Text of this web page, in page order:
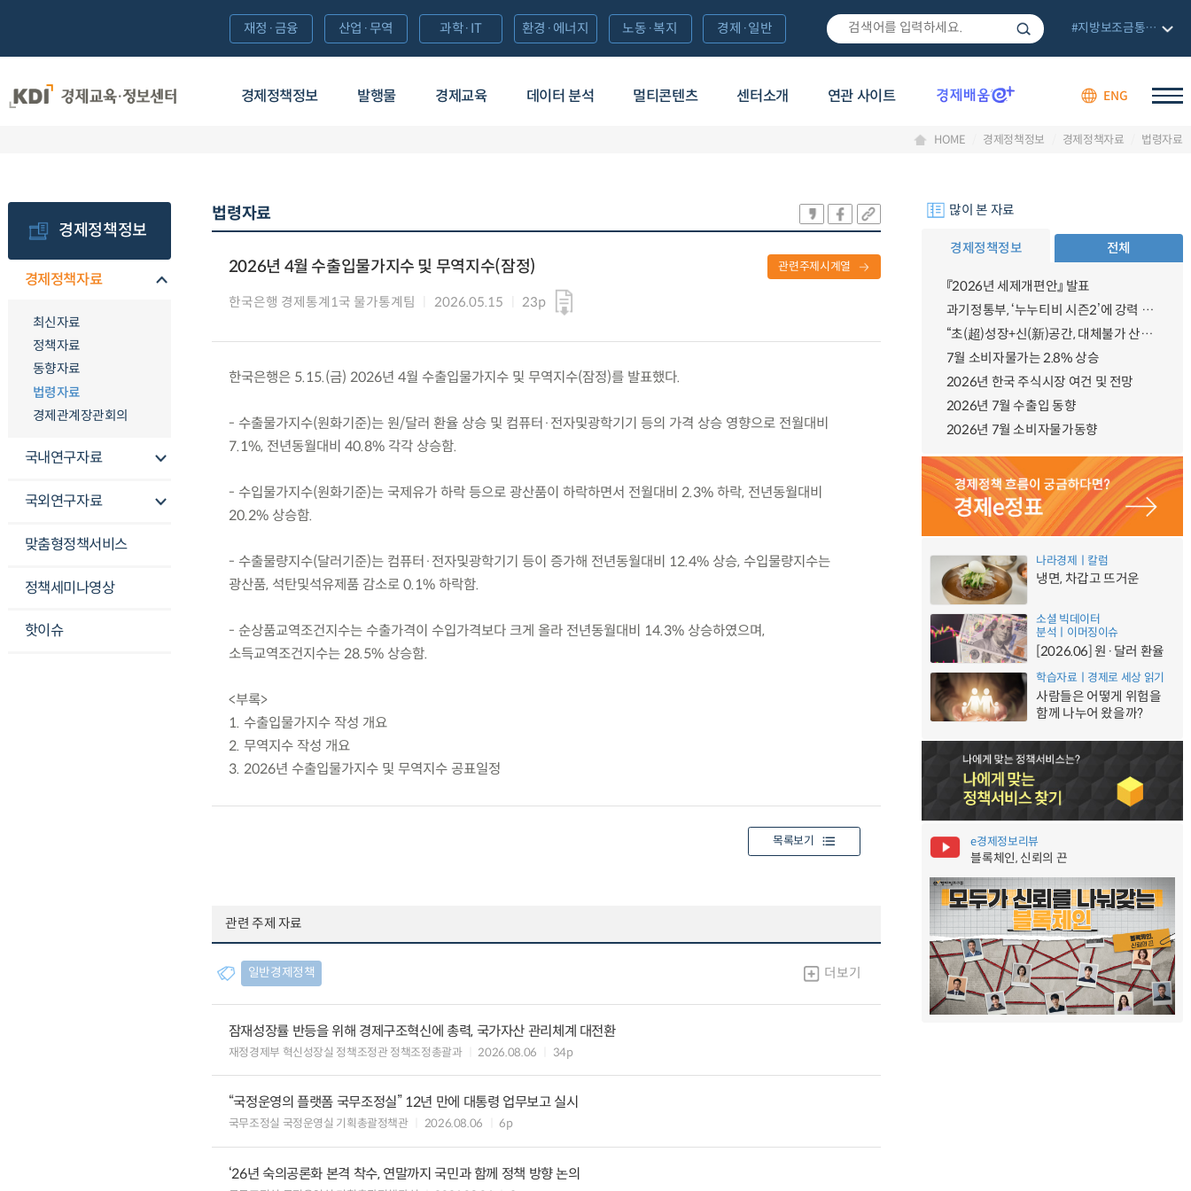
경제정책정보 발행물 경제교육 데이터 분석 멀티콘텐츠 센터소개 연관 사이트 ENG
재정·금융 산업·무역 과학·IT 환경·에너지 노동·복지 경제·일반 #지방보조금통합관리망
HOME 경제정책정보 경제정책자료 법령자료
경제정책정보
경제정책자료
최신자료
정책자료
동향자료
법령자료
경제관계장관회의
국내연구자료
국외연구자료
맞춤형정책서비스
정책세미나영상
핫이슈
법령자료
2026년 4월 수출입물가지수 및 무역지수(잠정)
한국은행 경제통계1국 물가통계팀 2026.05.15 23p
관련주제시계열
한국은행은 5.15.(금) 2026년 4월 수출입물가지수 및 무역지수(잠정)를 발표했다.
- 수출물가지수(원화기준)는 원/달러 환율 상승 및 컴퓨터·전자및광학기기 등의 가격 상승 영향으로 전월대비
7.1%, 전년동월대비 40.8% 각각 상승함.
- 수입물가지수(원화기준)는 국제유가 하락 등으로 광산품이 하락하면서 전월대비 2.3% 하락, 전년동월대비
20.2% 상승함.
- 수출물량지수(달러기준)는 컴퓨터·전자및광학기기 등이 증가해 전년동월대비 12.4% 상승, 수입물량지수는
광산품, 석탄및석유제품 감소로 0.1% 하락함.
- 순상품교역조건지수는 수출가격이 수입가격보다 크게 올라 전년동월대비 14.3% 상승하였으며,
소득교역조건지수는 28.5% 상승함.
<부록>
1. 수출입물가지수 작성 개요
2. 무역지수 작성 개요
3. 2026년 수출입물가지수 및 무역지수 공표일정
목록보기
관련 주제 자료
일반경제정책 더보기
잠재성장률 반등을 위해 경제구조혁신에 총력, 국가자산 관리체계 대전환
재정경제부 혁신성장실 정책조정관 정책조정총괄과 2026.08.06 34p
“국정운영의 플랫폼 국무조정실” 12년 만에 대통령 업무보고 실시
국무조정실 국정운영실 기획총괄정책관 2026.08.06 6p
‘26년 숙의공론화 본격 착수, 연말까지 국민과 함께 정책 방향 논의
많이 본 자료
경제정책정보 전체
『2026년 세제개편안』 발표
과기정통부, ‘누누티비 시즌2’에 강력 대응 의지 밝혀
“초(超)성장+신(新)공간, 대체불가 산업강국”
7월 소비자물가는 2.8% 상승
2026년 한국 주식시장 여건 및 전망
2026년 7월 수출입 동향
2026년 7월 소비자물가동향
나라경제ㅣ칼럼
냉면, 차갑고 뜨거운
소셜 빅데이터
분석ㅣ이머징이슈
[2026.06] 원·달러 환율
학습자료ㅣ경제로 세상 읽기
사람들은 어떻게 위험을
함께 나누어 왔을까?
e경제정보리뷰
블록체인, 신뢰의 끈